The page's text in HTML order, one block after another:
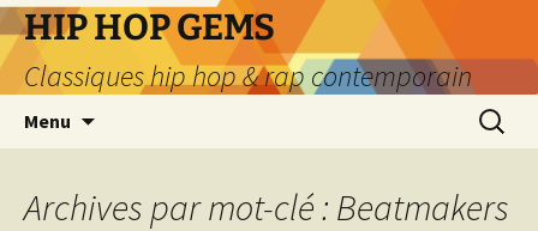
Aller
au
contenu
HIP HOP GEMS
Classiques hip hop & rap contemporain
Menu
Archives par mot-clé : Beatmakers